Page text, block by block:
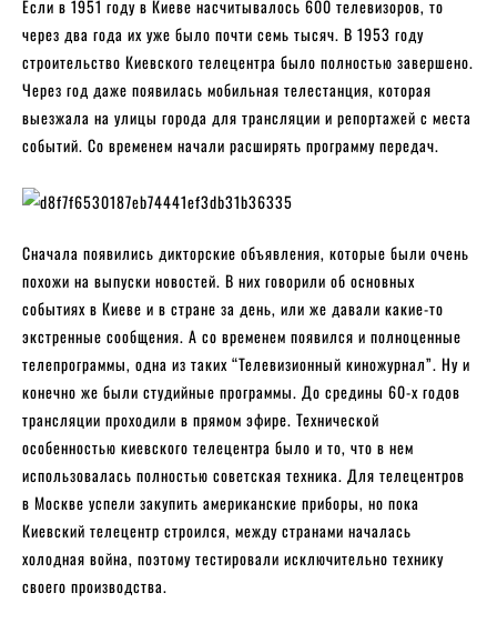
Если в 1951 году в Киеве насчитывалось 600 телевизоров, то
через два года их уже было почти семь тысяч. В 1953 году
строительство Киевского телецентра было полностью завершено.
Через год даже появилась мобильная телестанция, которая
выезжала на улицы города для трансляции и репортажей с места
событий. Со временем начали расширять программу передач.
Сначала появились дикторские объявления, которые были очень
похожи на выпуски новостей. В них говорили об основных
событиях в Киеве и в стране за день, или же давали какие-то
экстренные сообщения. А со временем появился и полноценные
телепрограммы, одна из таких “Телевизионный киножурнал”. Ну и
конечно же были студийные программы. До средины 60-х годов
трансляции проходили в прямом эфире. Технической
особенностью киевского телецентра было и то, что в нем
использовалась полностью советская техника. Для телецентров
в Москве успели закупить американские приборы, но пока
Киевский телецентр строился, между странами началась
холодная война, поэтому тестировали исключительно технику
своего производства.